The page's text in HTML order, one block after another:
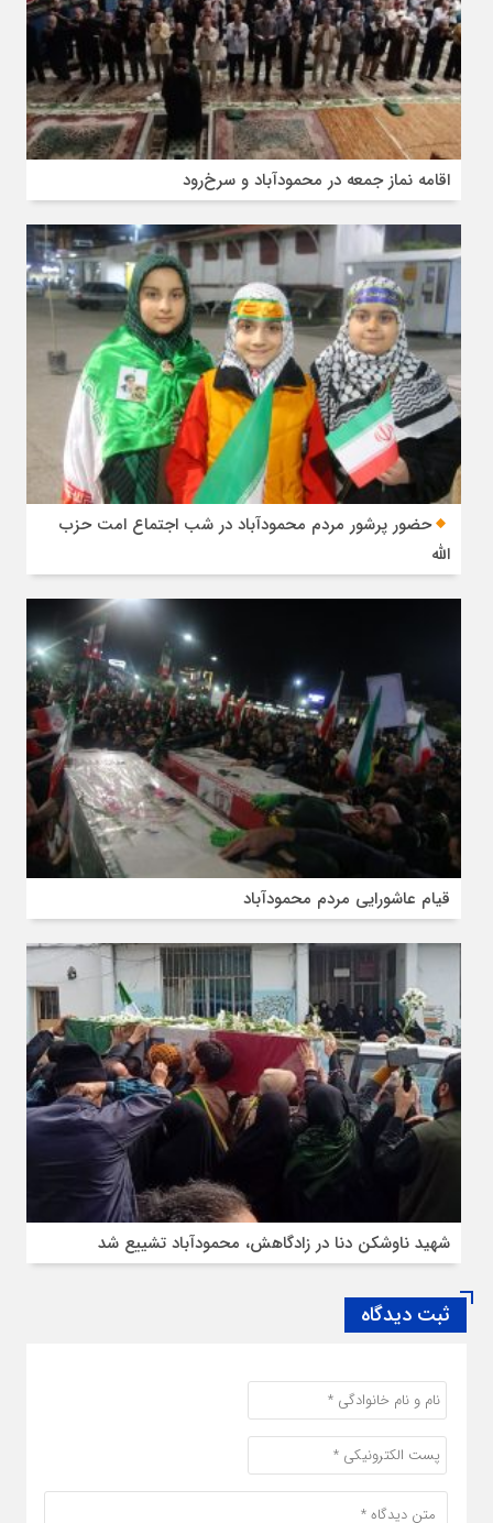
اقامه نماز جمعه در محمودآباد و سرخ‌رود
حضور پرشور مردم محمودآباد در شب اجتماع امت حزب
الله
قیام عاشورایی مردم محمودآباد
شهید ناوشکن دنا در زادگاهش، محمودآباد تشییع شد
ثبت دیدگاه